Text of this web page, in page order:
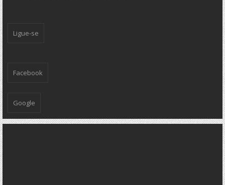
Facebook
Google